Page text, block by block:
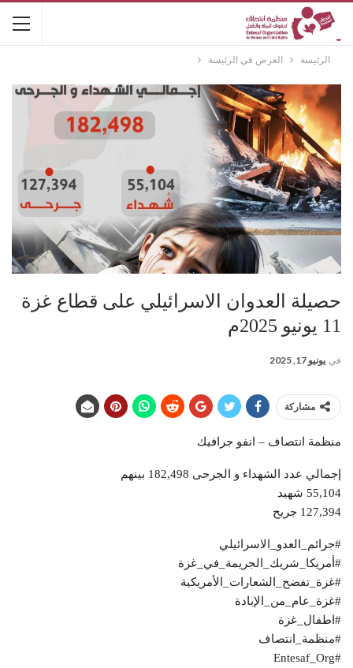
الرئيسة العرض في الرئيسة
حصيلة العدوان الاسرائيلي على قطاع غزة
11 يونيو 2025م
في يونيو 17, 2025
مشاركة
منظمة انتصاف – انفو جرافيك
إجمالي عدد الشهداء و الجرحى 182,498 بينهم
55,104 شهيد
127,394 جريح
#جرائم_العدو_الاسرائيلي
#أمريكا_شريك_الجريمة_في_غزة
#غزة_تفضح_الشعارات_الأمريكية
#غزة_عام_من_الإبادة
#اطفال_غزة
#منظمة_انتصاف
#Entesaf_Org